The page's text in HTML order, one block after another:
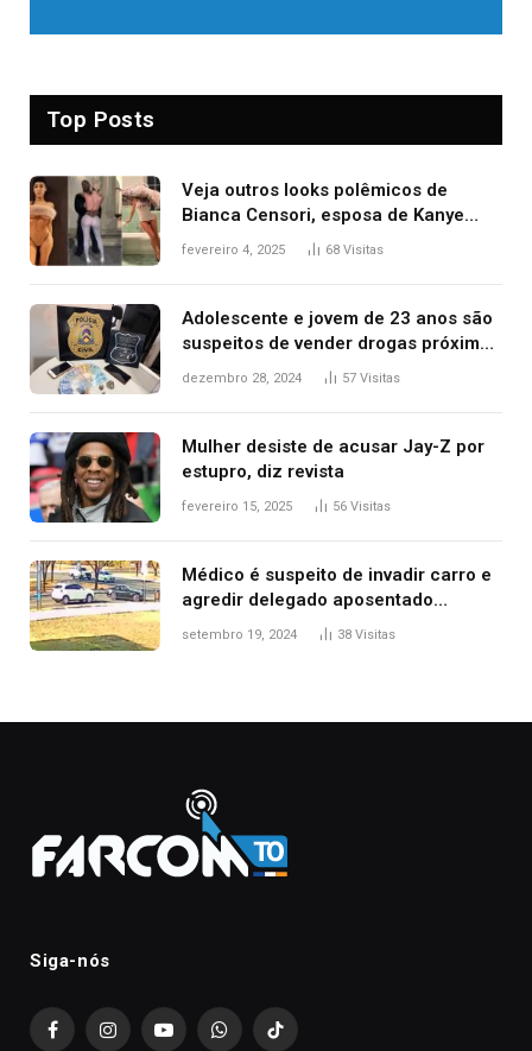
Top Posts
Veja outros looks polêmicos de
Bianca Censori, esposa de Kanye
West que apareceu nua no Grammy
fevereiro 4, 2025 68 Visitas
Adolescente e jovem de 23 anos são
suspeitos de vender drogas próximo
de delegacia e escola, diz polícia
dezembro 28, 2024 57 Visitas
Mulher desiste de acusar Jay-Z por
estupro, diz revista
fevereiro 15, 2025 56 Visitas
Médico é suspeito de invadir carro e
agredir delegado aposentado
durante confusão no trânsito
setembro 19, 2024 38 Visitas
Siga-nós
FacebookInstagramYouTubeWhatsAppTikTok